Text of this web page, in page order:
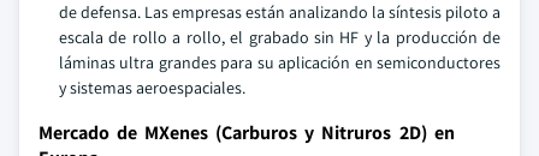
de defensa. Las empresas están analizando la síntesis piloto a
escala de rollo a rollo, el grabado sin HF y la producción de
láminas ultra grandes para su aplicación en semiconductores
y sistemas aeroespaciales.
Mercado de MXenes (Carburos y Nitruros 2D) en